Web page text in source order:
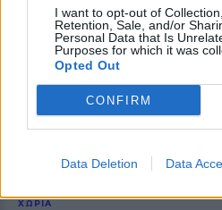
I want to opt-out of
Retention, Sale, and/or
Personal Data that Is
Purposes for which it was
Opted Out
CONFIRM
Data Deletion Data
Στη Θεσσαλονίκη τα
αποκαλυπτήρια του
προγράμματος της ΕΛ.Α.Σ.
Ο Αλέξης Τσίπρας παρουσιάζει
στις αρχές Σεπτεμβρίου το
τετραετές σχέδιο της Ελληνικής
Αριστερής Συμπαράταξης για
ακρίβεια, τη φορολογική
δικαιοσύνη, την παραγωγική
του κοινωνικού κράτους
ΧΩΡΙΑ